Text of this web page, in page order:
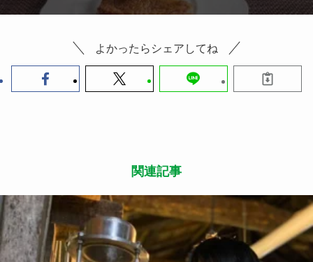
よかったらシェアしてね
関連記事